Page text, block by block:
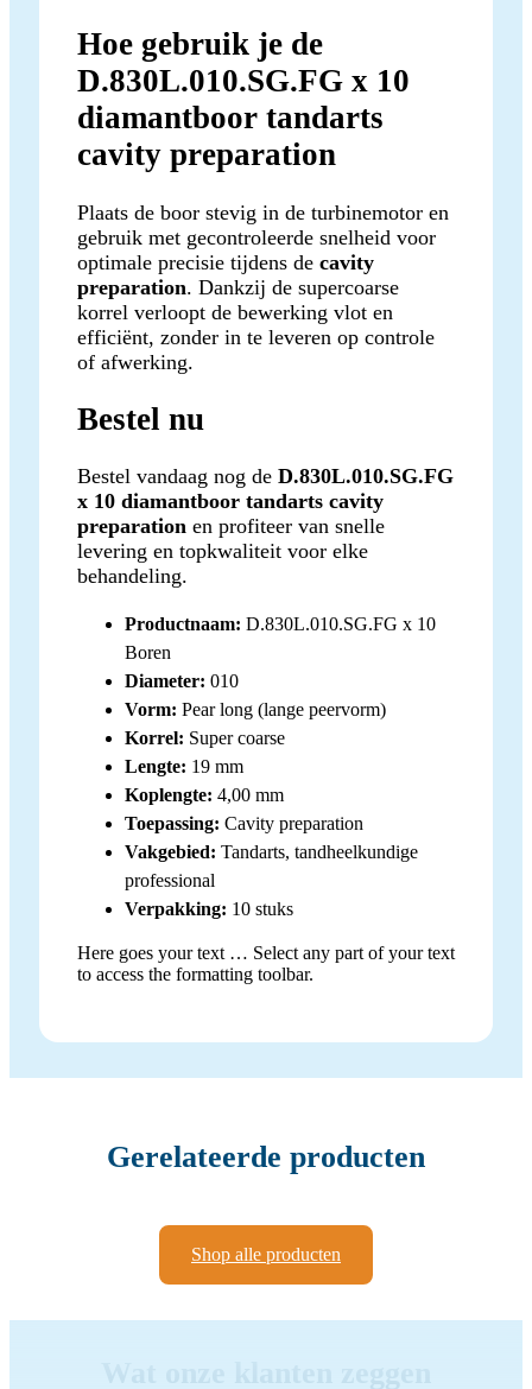
Hoe gebruik je de
D.830L.010.SG.FG x 10
diamantboor tandarts
cavity preparation
Plaats de boor stevig in de turbinemotor en
gebruik met gecontroleerde snelheid voor
optimale precisie tijdens de cavity
preparation. Dankzij de supercoarse
korrel verloopt de bewerking vlot en
efficiënt, zonder in te leveren op controle
of afwerking.
Bestel nu
Bestel vandaag nog de D.830L.010.SG.FG
x 10 diamantboor tandarts cavity
preparation en profiteer van snelle
levering en topkwaliteit voor elke
behandeling.
Productnaam: D.830L.010.SG.FG x 10
Boren
Diameter: 010
Vorm: Pear long (lange peervorm)
Korrel: Super coarse
Lengte: 19 mm
Koplengte: 4,00 mm
Toepassing: Cavity preparation
Vakgebied: Tandarts, tandheelkundige
professional
Verpakking: 10 stuks
Here goes your text … Select any part of your text
to access the formatting toolbar.
Gerelateerde producten
Shop alle producten